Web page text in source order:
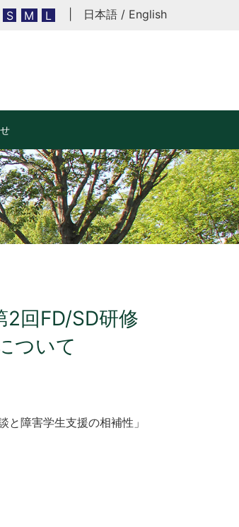
S M L 日本語 / English
2回FD/SD研修
ついて
障害学生支援の相補性」